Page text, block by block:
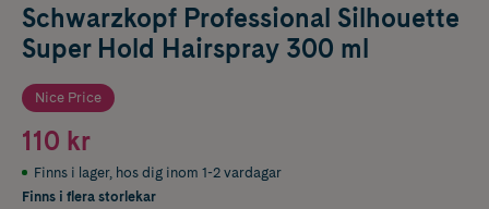
Schwarzkopf Professional Silhouette
Super Hold Hairspray 300 ml
Nice Price
110 kr
Finns i lager, hos dig inom 1-2 vardagar
Finns i flera storlekar